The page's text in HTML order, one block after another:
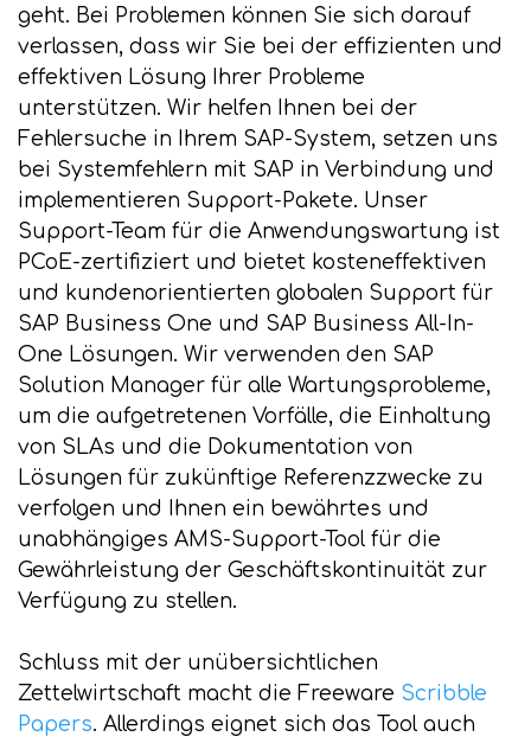
geht. Bei Problemen können Sie sich darauf
verlassen, dass wir Sie bei der effizienten und
effektiven Lösung Ihrer Probleme
unterstützen. Wir helfen Ihnen bei der
Fehlersuche in Ihrem SAP-System, setzen uns
bei Systemfehlern mit SAP in Verbindung und
implementieren Support-Pakete. Unser
Support-Team für die Anwendungswartung ist
PCoE-zertifiziert und bietet kosteneffektiven
und kundenorientierten globalen Support für
SAP Business One und SAP Business All-In-
One Lösungen. Wir verwenden den SAP
Solution Manager für alle Wartungsprobleme,
um die aufgetretenen Vorfälle, die Einhaltung
von SLAs und die Dokumentation von
Lösungen für zukünftige Referenzzwecke zu
verfolgen und Ihnen ein bewährtes und
unabhängiges AMS-Support-Tool für die
Gewährleistung der Geschäftskontinuität zur
Verfügung zu stellen.
Schluss mit der unübersichtlichen
Zettelwirtschaft macht die Freeware Scribble
Papers. Allerdings eignet sich das Tool auch